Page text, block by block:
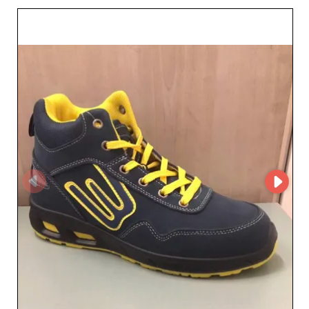
paio è il frutto di una straordinaria maestria artigianale,
un’interfaccia MicroStore intuitiva, effettuare un ordine
beneficiare di una logistica efficiente. L’affidabilità è al
centro dei valori di Silge srl. I rivenditori possono
contare su un approvvigionamento costante e una
consegna rapida, garantendo così la continuità senza
intoppi delle loro attività. Inoltre, il servizio clienti di
Silge srl è riconosciuto per la sua reattività e
competenza, offrendo un supporto impareggiabile per
massimizzare la soddisfazione dei partner. Scegliere Silge
srl significa optare per un’esperienza d’acquisto senza
pensieri, dove qualità fa rima con innovazione. Unitevi
alla comunità di distributori che già si affidano a questo
pilastro del settore e offrite alla vostra clientela
l’eccellenza che merita. Collaborare con Silge srl significa
capitalizzare sul prestigio del Made in Italy, beneficiando
al contempo di un alleato affidabile e visionario.